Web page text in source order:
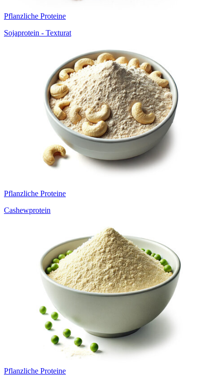
Pflanzliche Proteine
Sojaprotein - Texturat
Pflanzliche Proteine
Cashewprotein
Pflanzliche Proteine